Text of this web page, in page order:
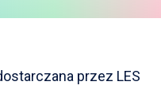
przez LES